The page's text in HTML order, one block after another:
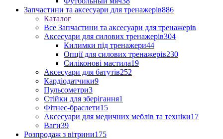
Запчастини та аксесуари для тренажерів886
Каталог
Все Запчастини та аксесуари для тренажерів
Аксесуари для силових тренажерів304
Килимки під тренажери44
Опції для силових тренажерів230
Силіконові мастила19
Аксесуари для батутів252
Кардіодатчики9
Пульсометри3
Стійки для зберігання1
Фітнес-браслети15
Аксесуари для медичних меблів та техніки17
Ваги39
Розпродаж з вітрини175